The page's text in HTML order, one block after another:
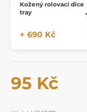
Kožený rolovací dice
tray
+ 690 Kč
95 Kč